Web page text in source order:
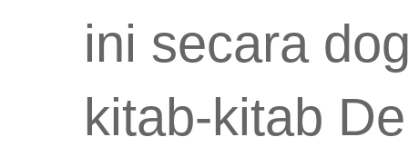
ini secara
kitab-kitab